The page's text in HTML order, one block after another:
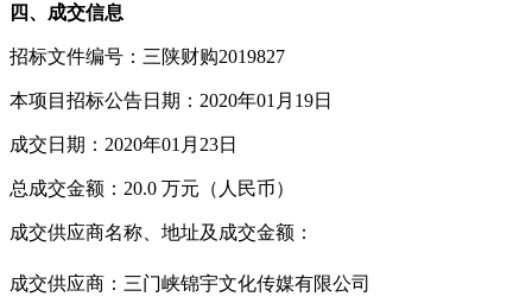
四、成交信息
招标文件编号：三陕财购2019827
本项目招标公告日期：2020年01月19日
成交日期：2020年01月23日
总成交金额：20.0 万元（人民币）
成交供应商名称、地址及成交金额：
成交供应商：三门峡锦宇文化传媒有限公司